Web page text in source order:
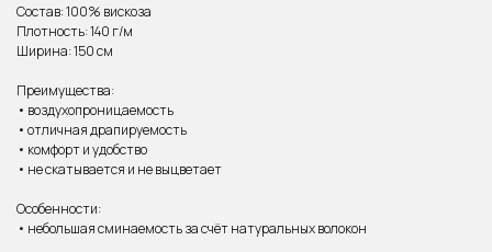
Состав: 100% вискоза
Плотность: 140 г/м
Ширина: 150 см
Преимущества:
• воздухопроницаемость
• отличная драпируемость
• комфорт и удобство
• не скатывается и не выцветает
Особенности:
• небольшая сминаемость за счёт натуральных волокон
ВАМ МОЖЕТ ПОНРАВИТЬСЯ